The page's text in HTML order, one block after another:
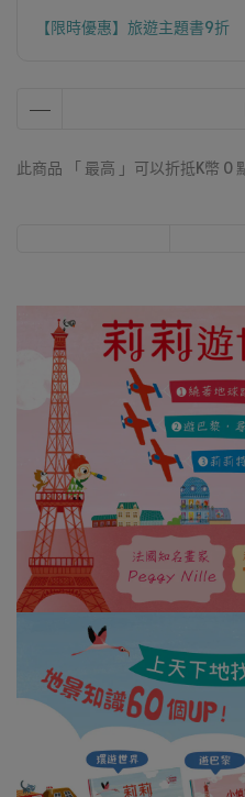
【限時優惠】旅遊主題書9折
此商品 「 最高 」可以折抵K幣 0